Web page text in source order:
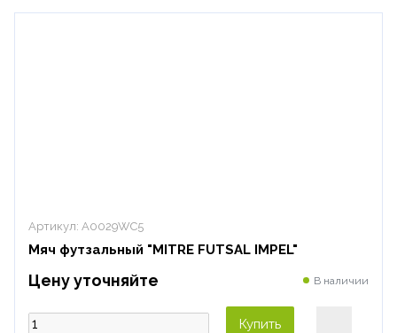
Артикул: A0029WC5
Мяч футзальный "MITRE FUTSAL IMPEL"
Цену уточняйте В наличии
Купить